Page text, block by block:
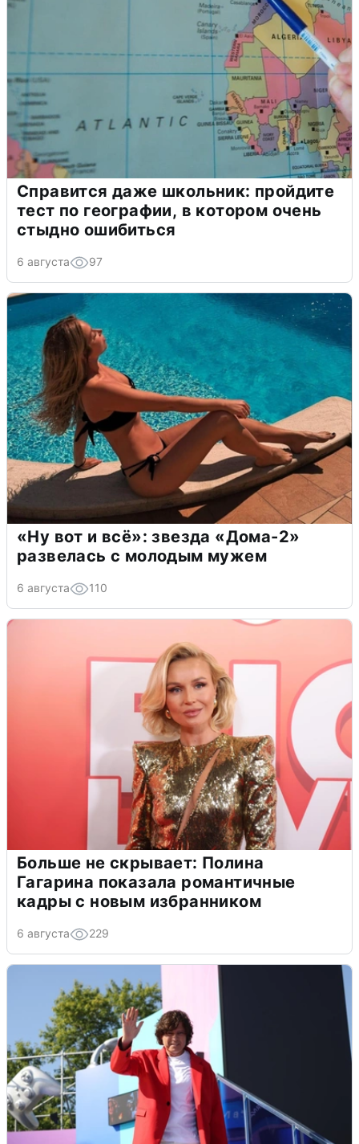
Справится даже школьник: пройдите
тест по географии, в котором очень
стыдно ошибиться
6 августа 97
«Ну вот и всё»: звезда «Дома-2»
развелась с молодым мужем
6 августа 110
Больше не скрывает: Полина
Гагарина показала романтичные
кадры с новым избранником
6 августа 229